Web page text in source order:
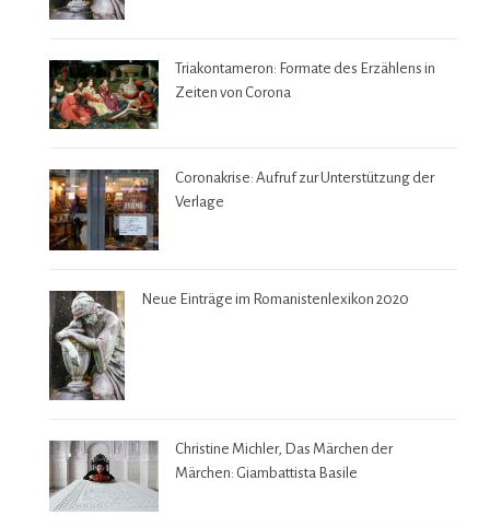
Triakontameron: Formate des Erzählens in
Zeiten von Corona
Coronakrise: Aufruf zur Unterstützung der
Verlage
Neue Einträge im Romanistenlexikon 2020
Christine Michler, Das Märchen der
Märchen: Giambattista Basile